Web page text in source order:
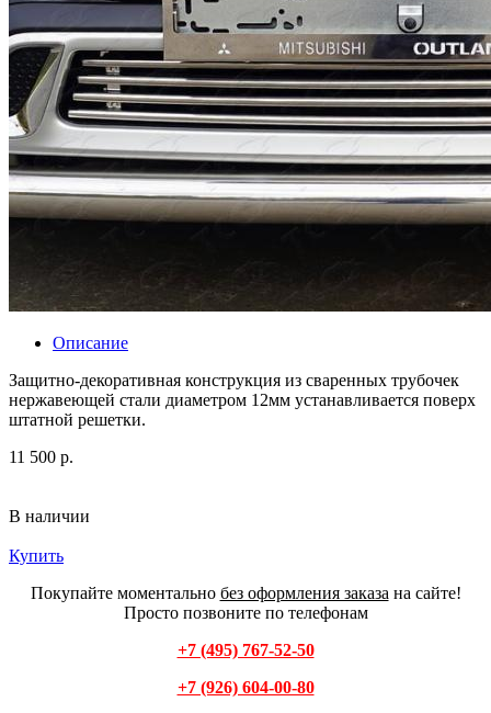
Описание
Защитно-декоративная конструкция из сваренных трубочек
нержавеющей стали диаметром 12мм устанавливается поверх
штатной решетки.
11 500 р.
В наличии
Купить
Покупайте моментально без оформления заказа на сайте!
Просто позвоните по телефонам
+7 (495) 767-52-50
+7 (926) 604-00-80